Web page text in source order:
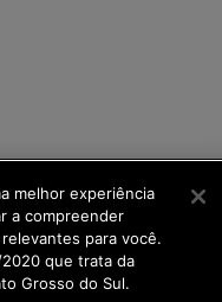
melhor experiência
a compreender
para você.
que trata da
Grosso do Sul.